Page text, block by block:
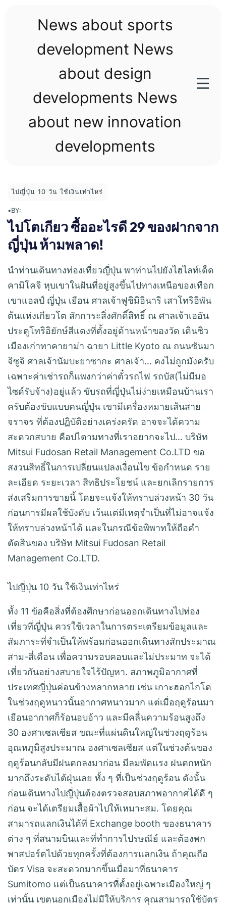
News about sports
development News
about design
developments News
about new innovation
developments
ไปญี่ปุ่น 10 วัน ใช้เงินเท่าไหร่
•BY:
ไปโตเกียว ซื้ออะไรดี 29 ของฝากจาก
ญี่ปุ่น ห้ามพลาด!
นำท่านเดินทางท่องเที่ยวญี่ปุ่น พาท่านไปยังไฮไลท์เด็ด
คามิโคจิ หุบเขาในฝันที่อยู่สูงขึ้นไปทางเหนือของเทือก
เขาแอลป์ ญี่ปุ่น เยือน ศาลเจ้าฟูชิมิอินาริ เสาโทริอิพัน
ต้นแห่งเกียวโต สักการะสิ่งศักดิ์สิทธิ์ ณ ศาลเจ้าเฮอัน
ประตูโทริอิยักษ์สีแดงที่ตั้งอยู่ด้านหน้าของวัด เดินชิว
เมืองเก่าทาคายาม่า ฉายา Little Kyoto ณ ถนนซันมา
จิซูจิ ศาลเจ้านัมบะยาซากะ ศาลเจ้า… คงไม่ถูกมังครับ
เฉพาะค่าเช่ารถก็แพงกว่าค่าตั๋วรถไฟ รถบัส(ไม่มีมอ
ไซด์รับจ้าง)อยู่แล้ว ขับรถที่ญี่ปุ่นไม่ง่ายเหมือนบ้านเรา
ครับต้องขับแบบคนญี่ปุ่น เขามีเครื่องหมายเส้นสาย
จราจร ที่ต้องปฏิบัติอย่างเคร่งครัด อาจจะได้ความ
สะดวกสบาย คือปไตามทางที่เราอยากจะไป… บริษัท
Mitsui Fudosan Retail Management Co.LTD ขอ
สงวนสิทธิ์ในการเปลี่ยนแปลงเงื่อนไข ข้อกำหนด ราย
ละเอียด ระยะเวลา สิทธิประโยชน์ และยกเลิกรายการ
ส่งเสริมการขายนี้ โดยจะแจ้งให้ทราบล่วงหน้า 30 วัน
ก่อนการมีผลใช้บังคับ เว้นแต่มีเหตุจำเป็นที่ไม่อาจแจ้ง
ให้ทราบล่วงหน้าได้ และในกรณีข้อพิพาทให้ถือคำ
ตัดสินของ บริษัท Mitsui Fudosan Retail
Management Co.LTD.
ไปญี่ปุ่น 10 วัน ใช้เงินเท่าไหร่
ทั้ง 11 ข้อคือสิ่งที่ต้องศึกษาก่อนออกเดินทางไปท่อง
เที่ยวที่ญี่ปุ่น ควรใช้เวลาในการตระเตรียมข้อมูลและ
สัมภาระที่จำเป็นให้พร้อมก่อนออกเดินทางสักประมาณ
สาม-สี่เดือน เพื่อความรอบคอบและไม่ประมาท จะได้
เที่ยวกันอย่างสบายใจไร้ปัญหา. สภาพภูมิอากาศที่
ประเทศญี่ปุ่นค่อนข้างหลากหลาย เช่น เกาะฮอกไกโด
ในช่วงฤดูหนาวนั้นอากาศหนาวมาก แต่เมื่อฤดูร้อนมา
เยือนอากาศก็ร้อนอบอ้าว และมีคลื่นความร้อนสูงถึง
30 องศาเซลเซียส ขณะที่แผ่นดินใหญ่ในช่วงฤดูร้อน
อุณหภูมิสูงประมาณ องศาเซลเซียส แต่ในช่วงต้นของ
ฤดูร้อนกลับมีฝนตกลงมาก่อน มีลมพัดแรง ฝนตกหนัก
มากถึงระดับไต้ฝุ่นเลย ทั้ง ๆ ที่เป็นช่วงฤดูร้อน ดังนั้น
ก่อนเดินทางไปญี่ปุ่นต้องตรวจสอบสภาพอากาศได้ดี ๆ
ก่อน จะได้เตรียมเสื้อผ้าไปให้เหมาะสม. โดยคุณ
สามารถแลกเงินได้ที่ Exchange booth ของธนาคาร
ต่าง ๆ ที่สนามบินและที่ทำการไปรษณีย์ และต้องพก
พาสปอร์ตไปด้วยทุกครั้งที่ต้องการแลกเงิน ถ้าคุณถือ
บัตร Visa จะสะดวกมากขึ้นเมื่อมาที่ธนาคาร
Sumitomo แต่เป็นธนาคารที่ตั้งอยู่เฉพาะเมืองใหญ่ ๆ
เท่านั้น เขตนอกเมืองไม่มีให้บริการ คุณสามารถใช้บัตร